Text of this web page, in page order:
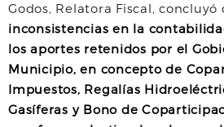
Godos, Relatora Fiscal, concluyó
inconsistencias en la
los aportes retenidos por el
Municipio, en concepto de
Impuestos, Regalías
Gasíferas y Bono de